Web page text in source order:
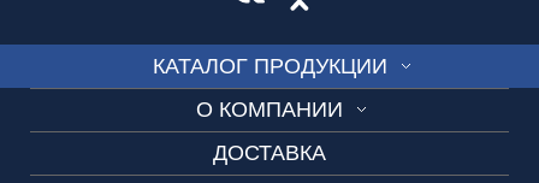
КАТАЛОГ ПРОДУКЦИИ
О КОМПАНИИ
ДОСТАВКА